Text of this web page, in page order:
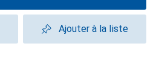
Ajouter à la liste